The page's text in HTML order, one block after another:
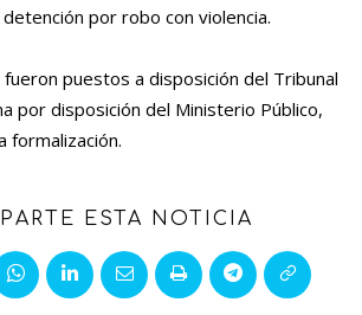
por robo con violencia.
puestos a disposición del Tribunal
por disposición del Ministerio Público,
formalización.
ESTA NOTICIA